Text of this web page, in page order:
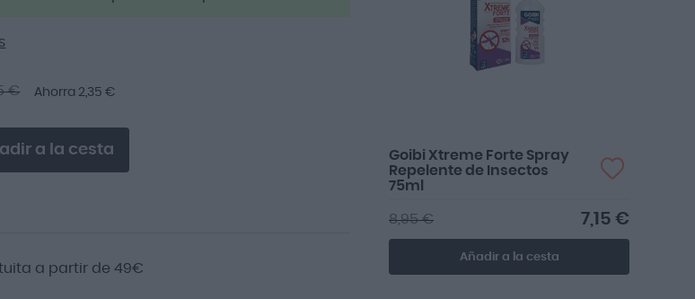
€ Ahorra 2,35 €
a la cesta
a partir de49€
Goibi Xtreme Forte Spray
Repelente de Insectos
75ml
7,15 €
8,95 €
Añadir a la cesta